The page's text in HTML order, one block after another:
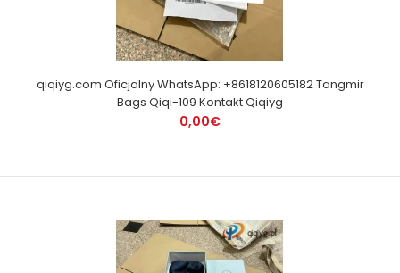
qiqiyg.com Oficjalny WhatsApp: +8618120605182 Tangmir
Bags Qiqi-109 Kontakt Qiqiyg
0,00€